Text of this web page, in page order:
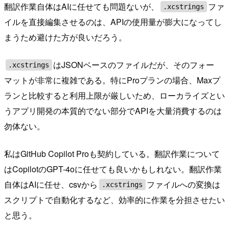
翻訳作業自体はAIに任せても問題ないが、 .xcstrings
ファ
イルを直接編集させるのは、APIの使用量が膨大になってし
まうため避けた方が良いだろう。
.xcstrings
はJSONベースのファイルだが、そのフォー
マットが非常に複雑である。特にProプランの場合、Maxプ
ランと比較すると利用上限が厳しいため、ローカライズとい
うアプリ開発の本質的でない部分でAPIを大量消費するのは
勿体ない。
私はGitHub Copilot Proも契約している。翻訳作業について
はCopilotのGPT-4oに任せても良いかもしれない。翻訳作業
自体はAIに任せ、csvから
.xcstrings
ファイルへの変換は
スクリプトで自動化するなど、効率的に作業を分担させたい
と思う。